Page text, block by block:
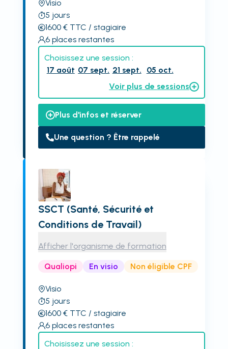
Visio
5 jours
1600€ TTC / stagiaire
6 places restantes
Choisissez une session :
17 août 07 sept. 21 sept.
05 oct.
Voir plus de sessions
Plus d'infos et réserver
Une question ? Être rappelé
SSCT (Santé, Sécurité et
Conditions de Travail)
Afficher l'organisme de formation
Qualiopi En visio Non éligible CPF
Visio
5 jours
1600€ TTC / stagiaire
6 places restantes
Choisissez une session :